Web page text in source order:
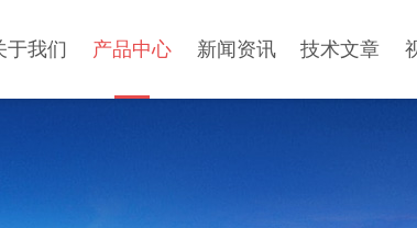
于我们 产品中心 新闻资讯 技术文章